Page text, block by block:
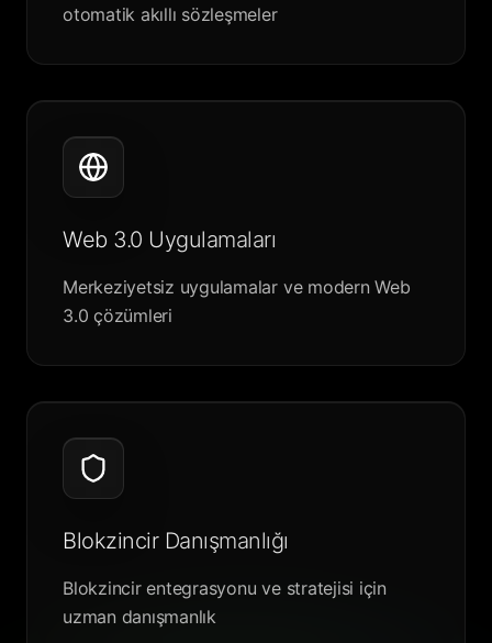
otomatik akıllı sözleşmeler
Web 3.0 Uygulamaları
Merkeziyetsiz uygulamalar ve modern Web
3.0 çözümleri
Blokzincir Danışmanlığı
Blokzincir entegrasyonu ve stratejisi için
uzman danışmanlık